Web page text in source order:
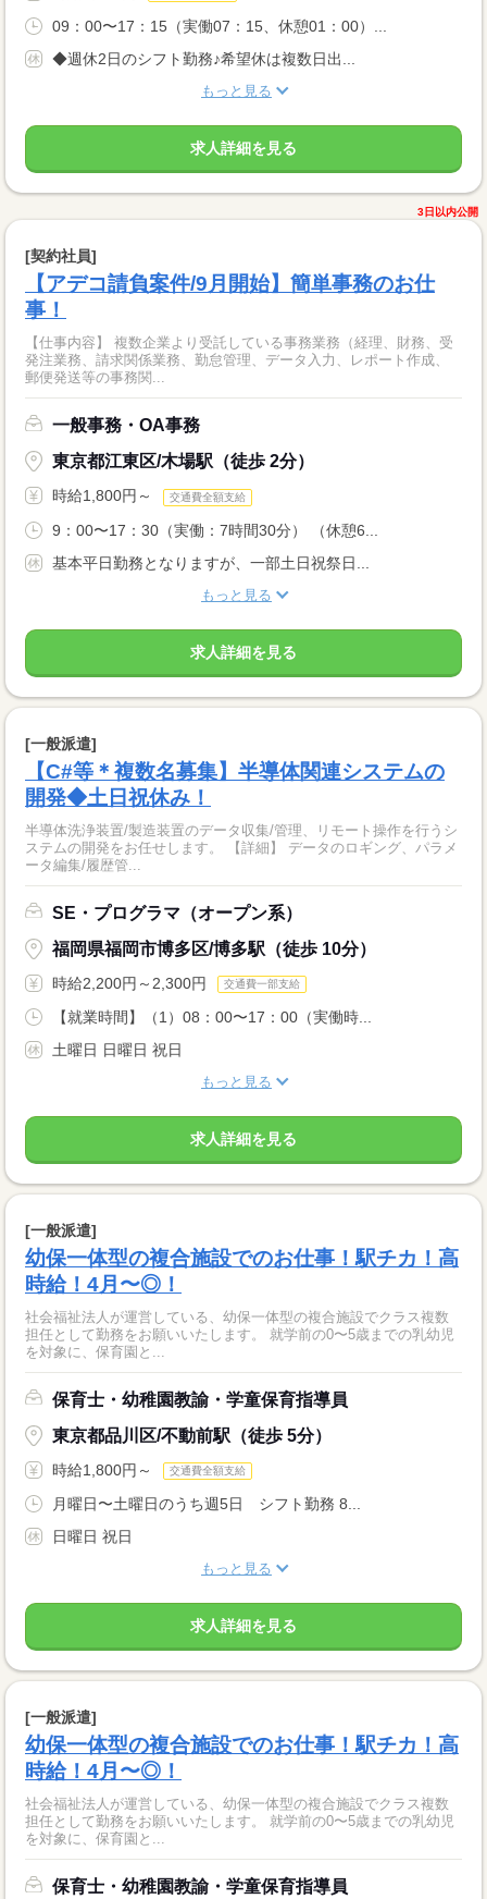
09：00〜17：15（実働07：15、休憩01：00）...
◆週休2日のシフト勤務♪希望休は複数日出...
もっと見る
求人詳細を見る
3日以内公開
[契約社員]
【アデコ請負案件/9月開始】簡単事務のお仕
事！
【仕事内容】 複数企業より受託している事務業務（経理、財務、受
発注業務、請求関係業務、勤怠管理、データ入力、レポート作成、
郵便発送等の事務関...
一般事務・OA事務
東京都江東区/木場駅（徒歩 2分）
時給1,800円～ 交通費全額支給
9：00〜17：30（実働：7時間30分） （休憩6...
基本平日勤務となりますが、一部土日祝祭日...
もっと見る
求人詳細を見る
[一般派遣]
【C#等＊複数名募集】半導体関連システムの
開発◆土日祝休み！
半導体洗浄装置/製造装置のデータ収集/管理、リモート操作を行うシ
ステムの開発をお任せします。 【詳細】 データのロギング、パラメ
ータ編集/履歴管...
SE・プログラマ（オープン系）
福岡県福岡市博多区/博多駅（徒歩 10分）
時給2,200円～2,300円 交通費一部支給
【就業時間】（1）08：00〜17：00（実働時...
土曜日 日曜日 祝日
もっと見る
求人詳細を見る
[一般派遣]
幼保一体型の複合施設でのお仕事！駅チカ！高
時給！4月〜◎！
社会福祉法人が運営している、幼保一体型の複合施設でクラス複数
担任として勤務をお願いいたします。 就学前の0〜5歳までの乳幼児
を対象に、保育園と...
保育士・幼稚園教諭・学童保育指導員
東京都品川区/不動前駅（徒歩 5分）
時給1,800円～ 交通費全額支給
月曜日〜土曜日のうち週5日 シフト勤務 8...
日曜日 祝日
もっと見る
求人詳細を見る
[一般派遣]
幼保一体型の複合施設でのお仕事！駅チカ！高
時給！4月〜◎！
社会福祉法人が運営している、幼保一体型の複合施設でクラス複数
担任として勤務をお願いいたします。 就学前の0〜5歳までの乳幼児
を対象に、保育園と...
保育士・幼稚園教諭・学童保育指導員